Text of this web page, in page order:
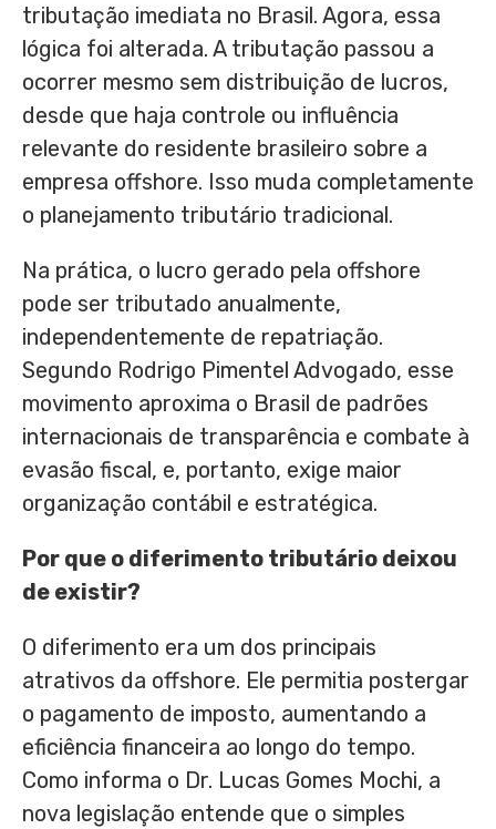
tributação imediata no Brasil. Agora, essa
lógica foi alterada. A tributação passou a
ocorrer mesmo sem distribuição de lucros,
desde que haja controle ou influência
relevante do residente brasileiro sobre a
empresa offshore. Isso muda completamente
o planejamento tributário tradicional.
Na prática, o lucro gerado pela offshore
pode ser tributado anualmente,
independentemente de repatriação.
Segundo Rodrigo Pimentel Advogado, esse
movimento aproxima o Brasil de padrões
internacionais de transparência e combate à
evasão fiscal, e, portanto, exige maior
organização contábil e estratégica.
Por que o diferimento tributário deixou
de existir?
O diferimento era um dos principais
atrativos da offshore. Ele permitia postergar
o pagamento de imposto, aumentando a
eficiência financeira ao longo do tempo.
Como informa o Dr. Lucas Gomes Mochi, a
nova legislação entende que o simples